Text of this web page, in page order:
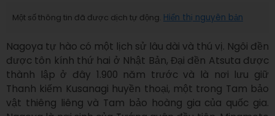
Một số thông tin đã được dịch tự động. Hiển thị nguyên bản
Nagoya tự hào có một lịch sử lâu dài và thú vị. Ngôi đền
được tôn kính thứ hai ở Nhật Bản, Đại đền Atsuta được
thành lập ở đây 1.900 năm trước và là nơi lưu giữ
Thanh kiếm Kusanagi huyền thoại, một trong Tam bảo
vật thiêng liêng và Tam bảo hoàng gia của quốc gia.